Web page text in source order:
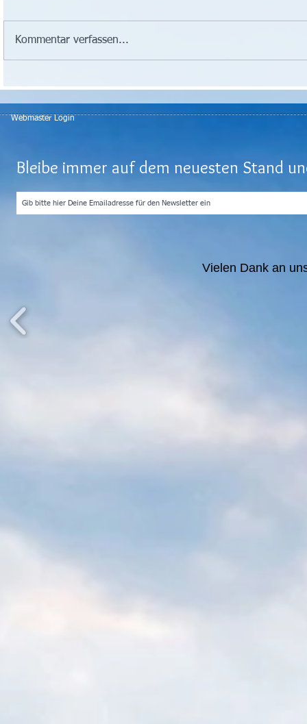
Kommentar verfassen...
Webmaster Login
Bleibe immer auf dem neuesten Stand
Vielen Dank an